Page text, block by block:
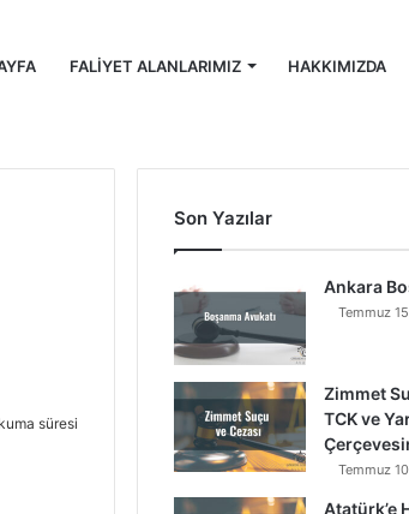
FALIYET ALANLARIMIZ HAKKIMIZDA
süresi
Son Yazılar
Ankara
Temmuz
Zimmet
TCK ve
Temmuz
Atatürk’e